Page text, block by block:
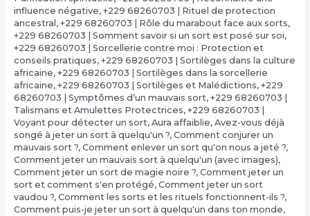
influence négative, +229 68260703 | Rituel de protection
ancestral , +229 68260703 | Rôle du marabout face aux sorts,
+229 68260703 | Somment savoir si un sort est posé sur soi,
+229 68260703 | Sorcellerie contre moi : Protection et
conseils pratiques, +229 68260703 | Sortilèges dans la culture
africaine, +229 68260703 | Sortilèges dans la sorcellerie
africaine, +229 68260703 | Sortilèges et Malédictions, +229
68260703 | Symptômes d’un mauvais sort, +229 68260703 |
Talismans et Amulettes Protectrices, +229 68260703 |
Voyant pour détecter un sort, Aura affaiblie, Avez-vous déjà
songé à jeter un sort à quelqu'un ?, Comment conjurer un
mauvais sort ?, Comment enlever un sort qu'on nous a jeté ?,
Comment jeter un mauvais sort à quelqu'un (avec images),
Comment jeter un sort de magie noire ?, Comment jeter un
sort et comment s'en protégé, Comment jeter un sort
vaudou ?, Comment les sorts et les rituels fonctionnent-ils ?,
Comment puis-je jeter un sort à quelqu'un dans ton monde,